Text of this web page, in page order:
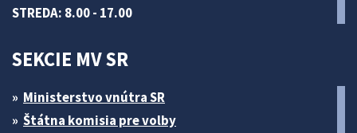
STREDA: 8.00 - 17.00
SEKCIE MV SR
Ministerstvo vnútra SR
Štátna komisia pre volby